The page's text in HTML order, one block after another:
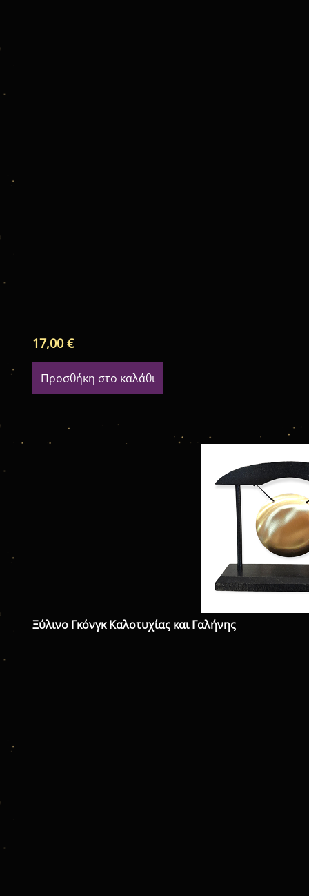
17,00€
Προσθήκη στο καλάθι
Ξύλινο Γκόνγκ Καλοτυχίας και Γαλήνης